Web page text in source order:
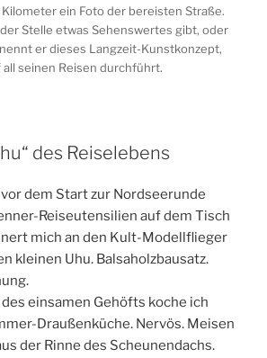
ein Foto der bereisten Straße.
der Stelle etwas Sehenswertes gibt, oder
er dieses Langzeit-Kunstkonzept,
seinen Reisen durchführt.
des Reiselebens
dem Start zur Nordseerunde
Reiseutensilien auf dem Tisch
mich an den Kult-Modellflieger
kleinen Uhu. Balsaholzbausatz.
einsamen Gehöfts koche ich
Draußenküche. Nervös. Meisen
der Rinne des Scheunendachs.